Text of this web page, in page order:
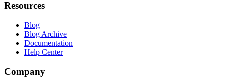
Resources
Blog
Blog Archive
Documentation
Help Center
Company